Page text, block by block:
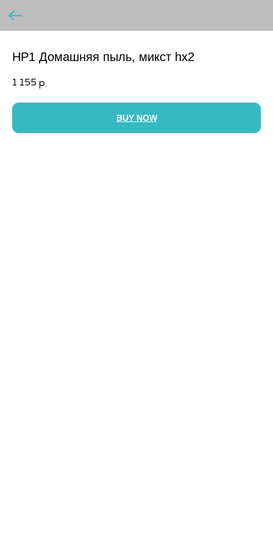
HP1 Домашняя пыль, микст hx2
1 155 р.
BUY NOW